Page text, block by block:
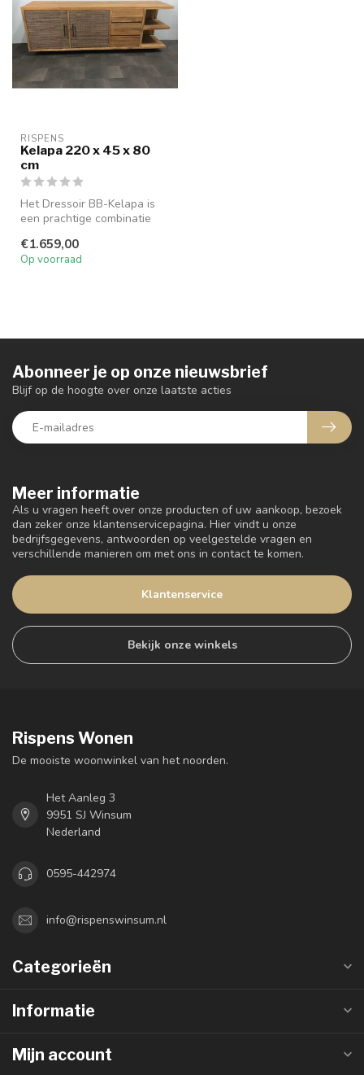
RISPENS
Kelapa 220 x 45 x 80
cm
Het Dressoir BB-Kelapa is
een prachtige combinatie
minimali...
€1.659,00
Op voorraad
Meer informatie
Als u vragen heeft over onze producten of uw aankoop, bezoek
dan zeker onze klantenservicepagina. Hier vindt u onze
bedrijfsgegevens, antwoorden op veelgestelde vragen en
verschillende manieren om met ons in contact te komen.
Klantenservice
Bekijk onze winkels
Abonneer je op onze nieuwsbrief
Blijf op de hoogte over onze laatste acties
Rispens Wonen
De mooiste woonwinkel van het noorden.
Het Aanleg 3
9951 SJ Winsum
Nederland
0595-442974
info@rispenswinsum.nl
Categorieën
Informatie
Mijn account